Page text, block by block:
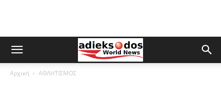
Αρχική ΑΘΛΗΤΙΣΜΟΣ